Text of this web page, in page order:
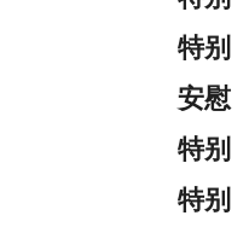
特别
安慰
特别
特别